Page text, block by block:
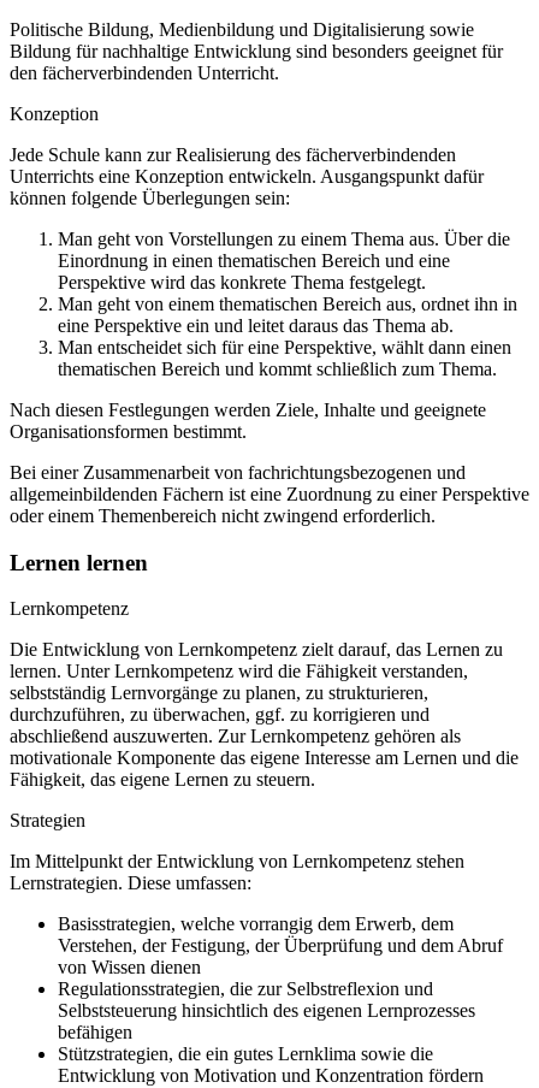
Politische Bildung, Medienbildung und Digitalisierung sowie
Bildung für nachhaltige Entwicklung sind besonders geeignet für
den fächerverbindenden Unterricht.
Konzeption
Jede Schule kann zur Realisierung des fächerverbindenden
Unterrichts eine Konzeption entwickeln. Ausgangspunkt dafür
können folgende Überlegungen sein:
Man geht von Vorstellungen zu einem Thema aus. Über die
Einordnung in einen thematischen Bereich und eine
Perspektive wird das konkrete Thema festgelegt.
Man geht von einem thematischen Bereich aus, ordnet ihn in
eine Perspektive ein und leitet daraus das Thema ab.
Man entscheidet sich für eine Perspektive, wählt dann einen
thematischen Bereich und kommt schließlich zum Thema.
Nach diesen Festlegungen werden Ziele, Inhalte und geeignete
Organisationsformen bestimmt.
Bei einer Zusammenarbeit von fachrichtungsbezogenen und
allgemeinbildenden Fächern ist eine Zuordnung zu einer Perspektive
oder einem Themenbereich nicht zwingend erforderlich.
Lernen lernen
Lernkompetenz
Die Entwicklung von Lernkompetenz zielt darauf, das Lernen zu
lernen. Unter Lernkompetenz wird die Fähigkeit verstanden,
selbstständig Lernvorgänge zu planen, zu strukturieren,
durchzuführen, zu überwachen, ggf. zu korrigieren und
abschließend auszuwerten. Zur Lernkompetenz gehören als
motivationale Komponente das eigene Interesse am Lernen und die
Fähigkeit, das eigene Lernen zu steuern.
Strategien
Im Mittelpunkt der Entwicklung von Lernkompetenz stehen
Lernstrategien. Diese umfassen:
Basisstrategien, welche vorrangig dem Erwerb, dem
Verstehen, der Festigung, der Überprüfung und dem Abruf
von Wissen dienen
Regulationsstrategien, die zur Selbstreflexion und
Selbststeuerung hinsichtlich des eigenen Lernprozesses
befähigen
Stützstrategien, die ein gutes Lernklima sowie die
Entwicklung von Motivation und Konzentration fördern